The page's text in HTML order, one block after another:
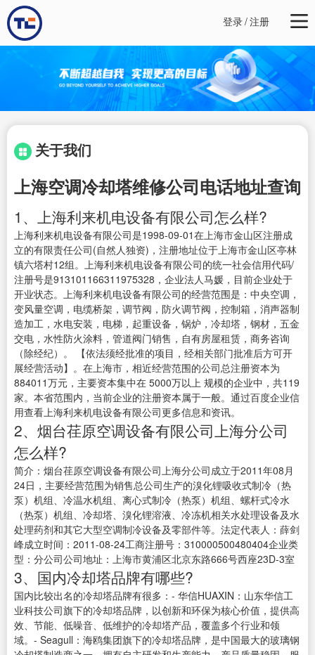
登录/注册
关于我们
上海空调冷却塔维修公司电话地址查询
1、上海利来机电设备有限公司怎么样?
上海利来机电设备有限公司是1998-09-01在上海市金山区注册成
立的有限责任公司(自然人独资)，注册地址位于上海市金山区亭林
镇六塔村12组。上海利来机电设备有限公司的统一社会信用代码/
注册号是913101166311975328，企业法人马媛，目前企业处于
开业状态。上海利来机电设备有限公司的经营范围是：中央空调，
变风量空调，电缆桥架，调节阀，防火调节阀，控制箱，消声器制
造加工，水电安装，电梯，起重设备，锅炉，冷却塔，钢材，五金
交电，水性防火涂料，管道阀门销售，自有房屋租赁，商务咨询
（除经纪）。 【依法须经批准的项目，经相关部门批准后方可开
展经营活动】。在上海市，相近经营范围的公司总注册资本为
884011万元，主要资本集中在 5000万以上 规模的企业中，共119
家。本省范围内，当前企业的注册资本属于一般。通过百度企业信
用查看上海利来机电设备有限公司更多信息和资讯。
2、烟台荏原空调设备有限公司上海分公司
怎么样?
简介：烟台荏原空调设备有限公司上海分公司成立于2011年08月
24日，主要经营范围为销售总公司生产的溴化锂吸收式制冷（热
泵）机组、冷温水机组、离心式制冷（热泵）机组、螺杆式冷水
（热泵）机组、冷却塔、溴化锂溶液、冷冻机相关水处理设备及水
处理药剂和其它大型空调制冷设备及零部件等。法定代表人：薛剑
峰成立时间：2011-08-24工商注册号：310000500480404企业类
型：分公司公司地址：上海市黄浦区北京东路666号西座23D-3室
3、国内冷却塔品牌有哪些?
国内比较出名的冷却塔品牌有很多：- 华信HUAXIN：山东华信工
业科技公司旗下的冷却塔品牌，以创新和环保为核心价值，提供高
效、节能、低噪音、低维护的冷却塔产品，覆盖多个行业和领
域。- Seagull：海鸥集团旗下的冷却塔品牌，是中国最大的玻璃钢